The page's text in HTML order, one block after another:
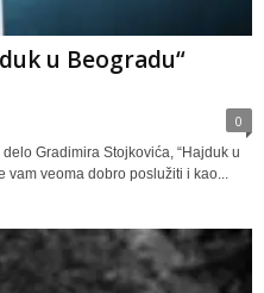
u Beogradu“
0
Gradimira Stojkovića, “Hajduk u
vam veoma dobro poslužiti i kao...